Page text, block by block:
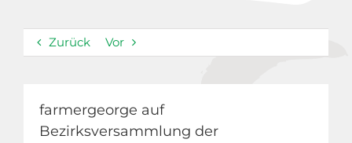
Zurück Vor
farmergeorge auf
Bezirksversammlung der